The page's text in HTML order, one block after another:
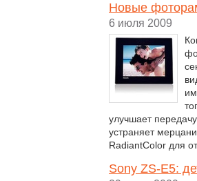
Новые
6 июля 2009
улучшает
устраняет
RadiantColor для
Sony ZS-E5: